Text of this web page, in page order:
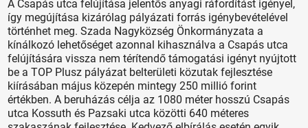
A Csapás utca felújítása jelentős anyagi ráfordítást igényel,
így megújítása kizárólag pályázati forrás igénybevételével
történhet meg. Szada Nagyközség Önkormányzata a
kínálkozó lehetőséget azonnal kihasználva a Csapás utca
felújítására vissza nem térítendő támogatási igényt nyújtott
be a TOP Plusz pályázat belterületi közutak fejlesztése
kiírásában május közepén mintegy 250 millió forint
értékben. A beruházás célja az 1080 méter hosszú Csapás
utca Kossuth és Pazsaki utca közötti 640 méteres